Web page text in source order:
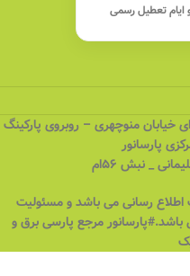
ایام تعطیل رسمی
خیابان منوچهری – روبروی پارکینگ
_ نبش ۵۶ام
رسانی می باشد و مسئولیت
باشد.#پارسانور مرجع پارسی برق و